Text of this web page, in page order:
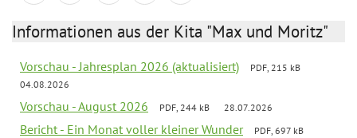
Informationen aus der Kita "Max und Moritz"
Vorschau - Jahresplan 2026 (aktualisiert)
PDF, 215 kB
04.08.2026
Vorschau - August 2026 PDF, 244 kB 28.07.2026
Bericht - Ein Monat voller kleiner Wunder
PDF, 697 kB